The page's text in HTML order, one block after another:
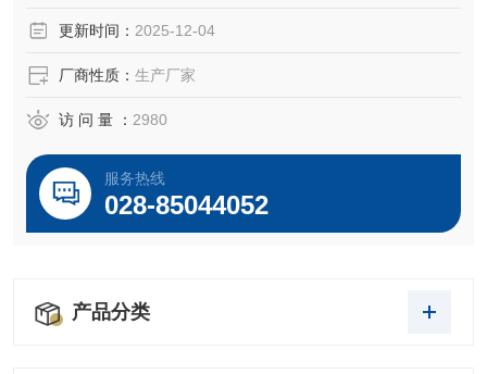
更新时间： 2025-12-04
厂商性质： 生产厂家
访 问 量 ： 2980
服务热线
028-85044052
产品分类